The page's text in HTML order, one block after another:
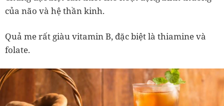
của não và hệ thần kinh.
Quả me rất giàu vitamin B, đặc biệt là thiamine và
folate.